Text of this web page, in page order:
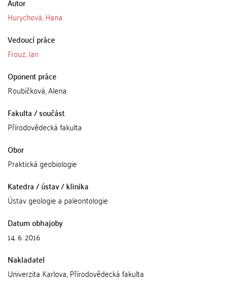
Hurychová, Hana
Vedoucí práce
Frouz, Jan
Oponent práce
Roubíčková, Alena
Fakulta / součást
Přírodovědecká fakulta
Obor
Praktická geobiologie
Katedra / ústav / klinika
Ústav geologie a paleontologie
Datum obhajoby
14. 6. 2016
Nakladatel
Univerzita Karlova, Přírodovědecká fakulta